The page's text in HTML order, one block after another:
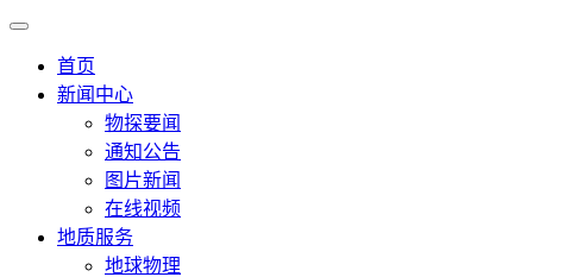
首页
新闻中心
物探要闻
通知公告
图片新闻
在线视频
地质服务
地球物理